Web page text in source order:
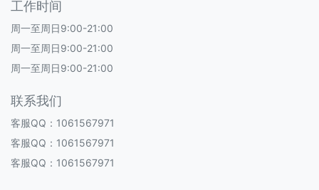
工作时间
周一至周日9:00-21:00
周一至周日9:00-21:00
周一至周日9:00-21:00
联系我们
客服QQ：1061567971
客服QQ：1061567971
客服QQ：1061567971